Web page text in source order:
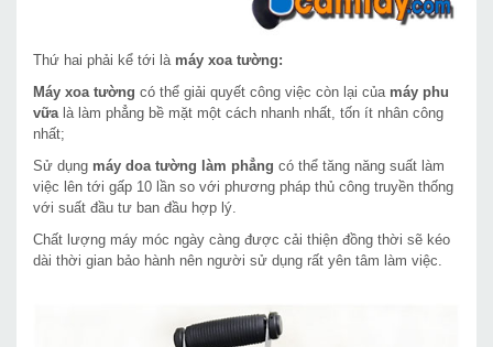
Thứ hai phải kể tới làmáy xoa tường:
Máy xoa tường có thể giải quyết công việc còn lại của máy phu
vữa là làm phẳng bề mặt một cách nhanh nhất, tốn ít nhân công
nhất;
Sử dụng máy doa tường làm phẳng có thể tăng năng suất làm
việc lên tới gấp 10 lần so với phương pháp thủ công truyền thống
với suất đầu tư ban đầu hợp lý.
Chất lượng máy móc ngày càng được cải thiện đồng thời sẽ kéo
dài thời gian bảo hành nên người sử dụng rất yên tâm làm việc.